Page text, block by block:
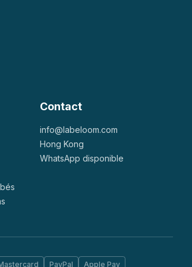
Contact
info@labeloom.com
Hong Kong
WhatsApp disponible
PayPal Apple Pay